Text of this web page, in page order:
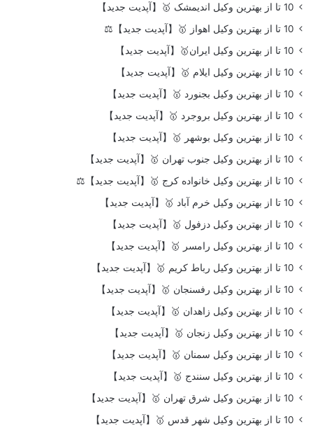
10 تا از بهترین وکیل اندیمشک 🥇【آپدیت جدید】
10 تا از بهترین وکیل اهواز 🥇【آپدیت جدید】⚖️
10 تا از بهترین وکیل ایران🥇【آپدیت جدید】
10 تا از بهترین وکیل ایلام 🥇【آپدیت جدید】
10 تا از بهترین وکیل بجنورد 🥇【آپدیت جدید】
10 تا از بهترین وکیل بروجرد 🥇【آپدیت جدید】
10 تا از بهترین وکیل بوشهر 🥇【آپدیت جدید】
10 تا از بهترین وکیل جنوب تهران 🥇【آپدیت جدید】
10 تا از بهترین وکیل خانواده کرج 🥇【آپدیت جدید】⚖️
10 تا از بهترین وکیل خرم آباد 🥇【آپدیت جدید】
10 تا از بهترین وکیل دزفول 🥇【آپدیت جدید】
10 تا از بهترین وکیل رامسر 🥇【آپدیت جدید】
10 تا از بهترین وکیل رباط کریم 🥇【آپدیت جدید】
10 تا از بهترین وکیل رفسنجان 🥇【آپدیت جدید】
10 تا از بهترین وکیل زاهدان 🥇【آپدیت جدید】
10 تا از بهترین وکیل زنجان 🥇【آپدیت جدید】
10 تا از بهترین وکیل سمنان 🥇【آپدیت جدید】
10 تا از بهترین وکیل سنندج 🥇【آپدیت جدید】
10 تا از بهترین وکیل شرق تهران 🥇【آپدیت جدید】
10 تا از بهترین وکیل شهر قدس 🥇【آپدیت جدید】